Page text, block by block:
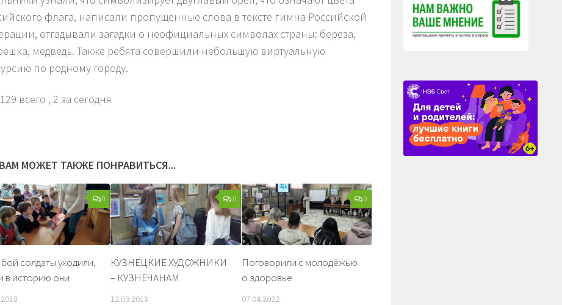
флага, написали пропущенные слова в тексте гимна Российской
отгадывали загадки о неофициальных символах страны: береза,
медведь. Также ребята совершили небольшую виртуальную
по родному городу.
129 всего , 2 за сегодня
ВАМ МОЖЕТ ТАКЖЕ ПОНРАВИТЬСЯ...
0
солдаты уходили,
в историю они
0
КУЗНЕЦКИЕ ХУДОЖНИКИ
– КУЗНЕЧАНАМ
12.09.2018
0
Поговорили с молодёжью
о здоровье
07.04.2022